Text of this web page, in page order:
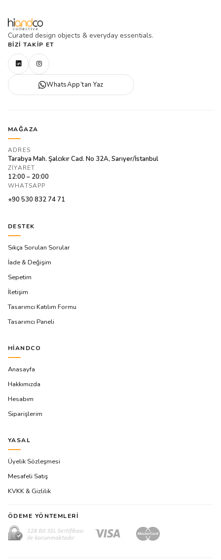
Curated design objects & everyday essentials.
BIZI TAKIP ET
WhatsApp’tan Yaz
MAĞAZA
ADRES
Tarabya Mah. Şalcıkır Cad. No 32A, Sarıyer/İstanbul
ZIYARET
12:00 – 20:00
WHATSAPP
+90 530 832 74 71
DESTEK
Sıkça Sorulan Sorular
İade & Değişim
Sepetim
İletişim
Tasarımcı Katılım Formu
Tasarımcı Paneli
HIANDCO
Anasayfa
Hakkımızda
Hesabım
Siparişlerim
YASAL
Üyelik Sözleşmesi
Mesafeli Satış
KVKK & Gizlilik
ÖDEME YÖNTEMLERI